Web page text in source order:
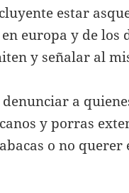
estar
europa y de los
y señalar al
a
y porras
o no querer